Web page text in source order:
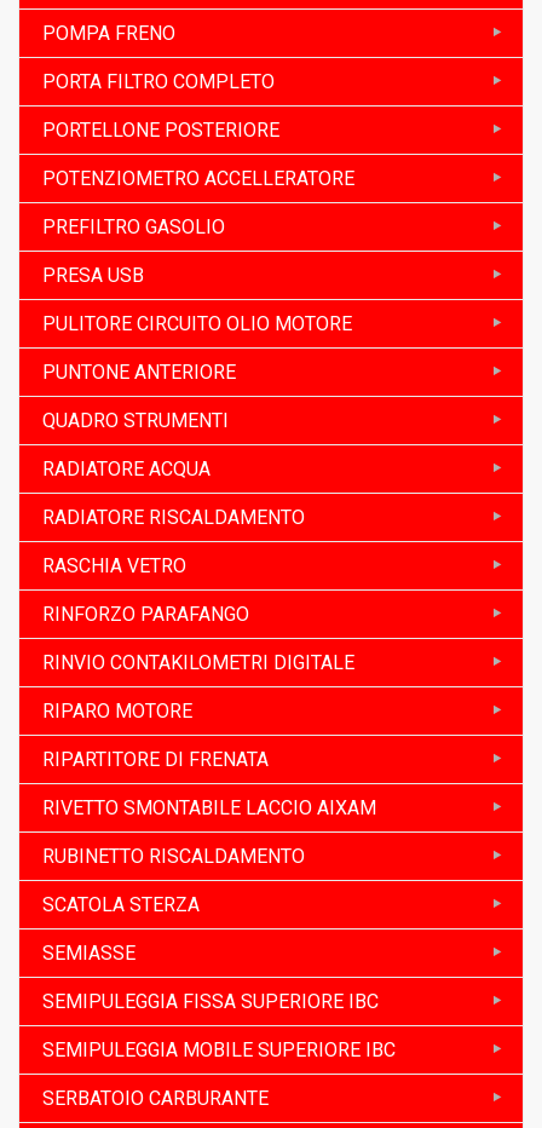
POMPA FRENO
PORTA FILTRO COMPLETO
PORTELLONE POSTERIORE
POTENZIOMETRO ACCELLERATORE
PREFILTRO GASOLIO
PRESA USB
PULITORE CIRCUITO OLIO MOTORE
PUNTONE ANTERIORE
QUADRO STRUMENTI
RADIATORE ACQUA
RADIATORE RISCALDAMENTO
RASCHIA VETRO
RINFORZO PARAFANGO
RINVIO CONTAKILOMETRI DIGITALE
RIPARO MOTORE
RIPARTITORE DI FRENATA
RIVETTO SMONTABILE LACCIO AIXAM
RUBINETTO RISCALDAMENTO
SCATOLA STERZA
SEMIASSE
SEMIPULEGGIA FISSA SUPERIORE IBC
SEMIPULEGGIA MOBILE SUPERIORE IBC
SERBATOIO CARBURANTE